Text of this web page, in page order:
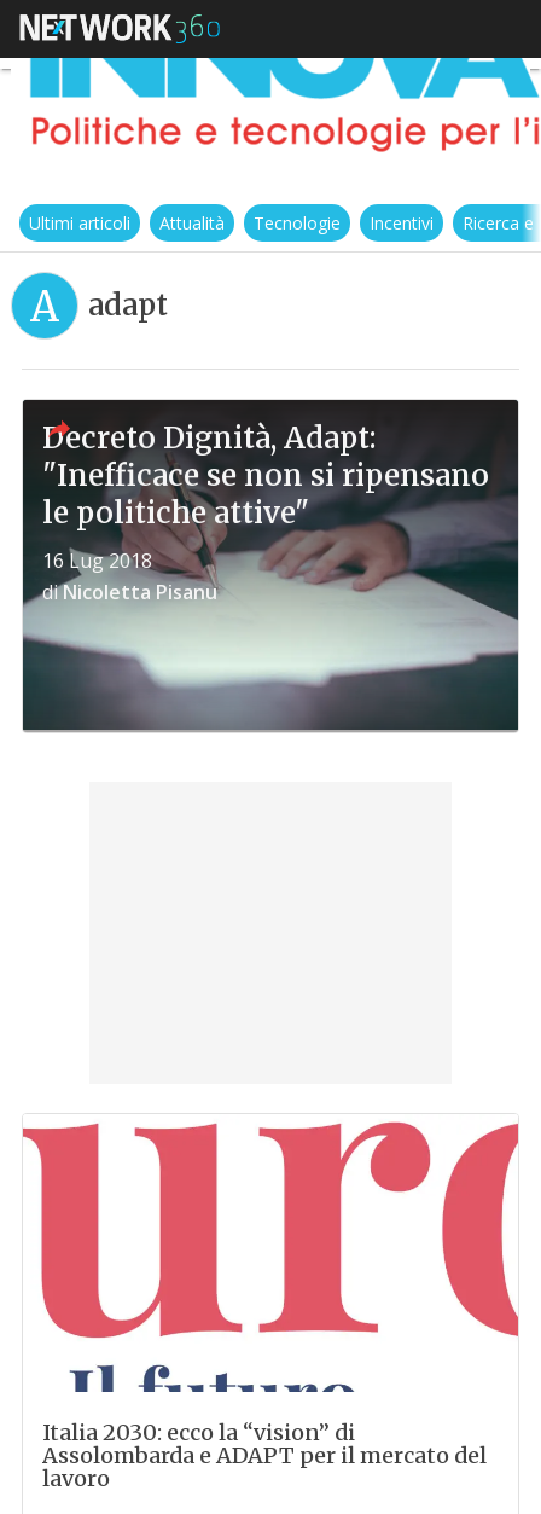
Ultimi articoli Attualità Tecnologie Incentivi Ricerca
A adapt
Decreto Dignità, Adapt:
"Inefficace se non si ripensano
le politiche attive"
16 Lug 2018
diNicoletta Pisanu
Italia 2030: ecco la “vision” di
Assolombarda e ADAPT per il mercato del
lavoro